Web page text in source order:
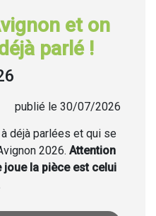
et on
parlé !
publié le 30/07/2026
déjà parlées et qui se
2026. Attention
joue la pièce est celui